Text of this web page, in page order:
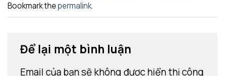
Bookmark thepermalink.
Để lại một bình luận
Email của bạn sẽ không được hiển thị công